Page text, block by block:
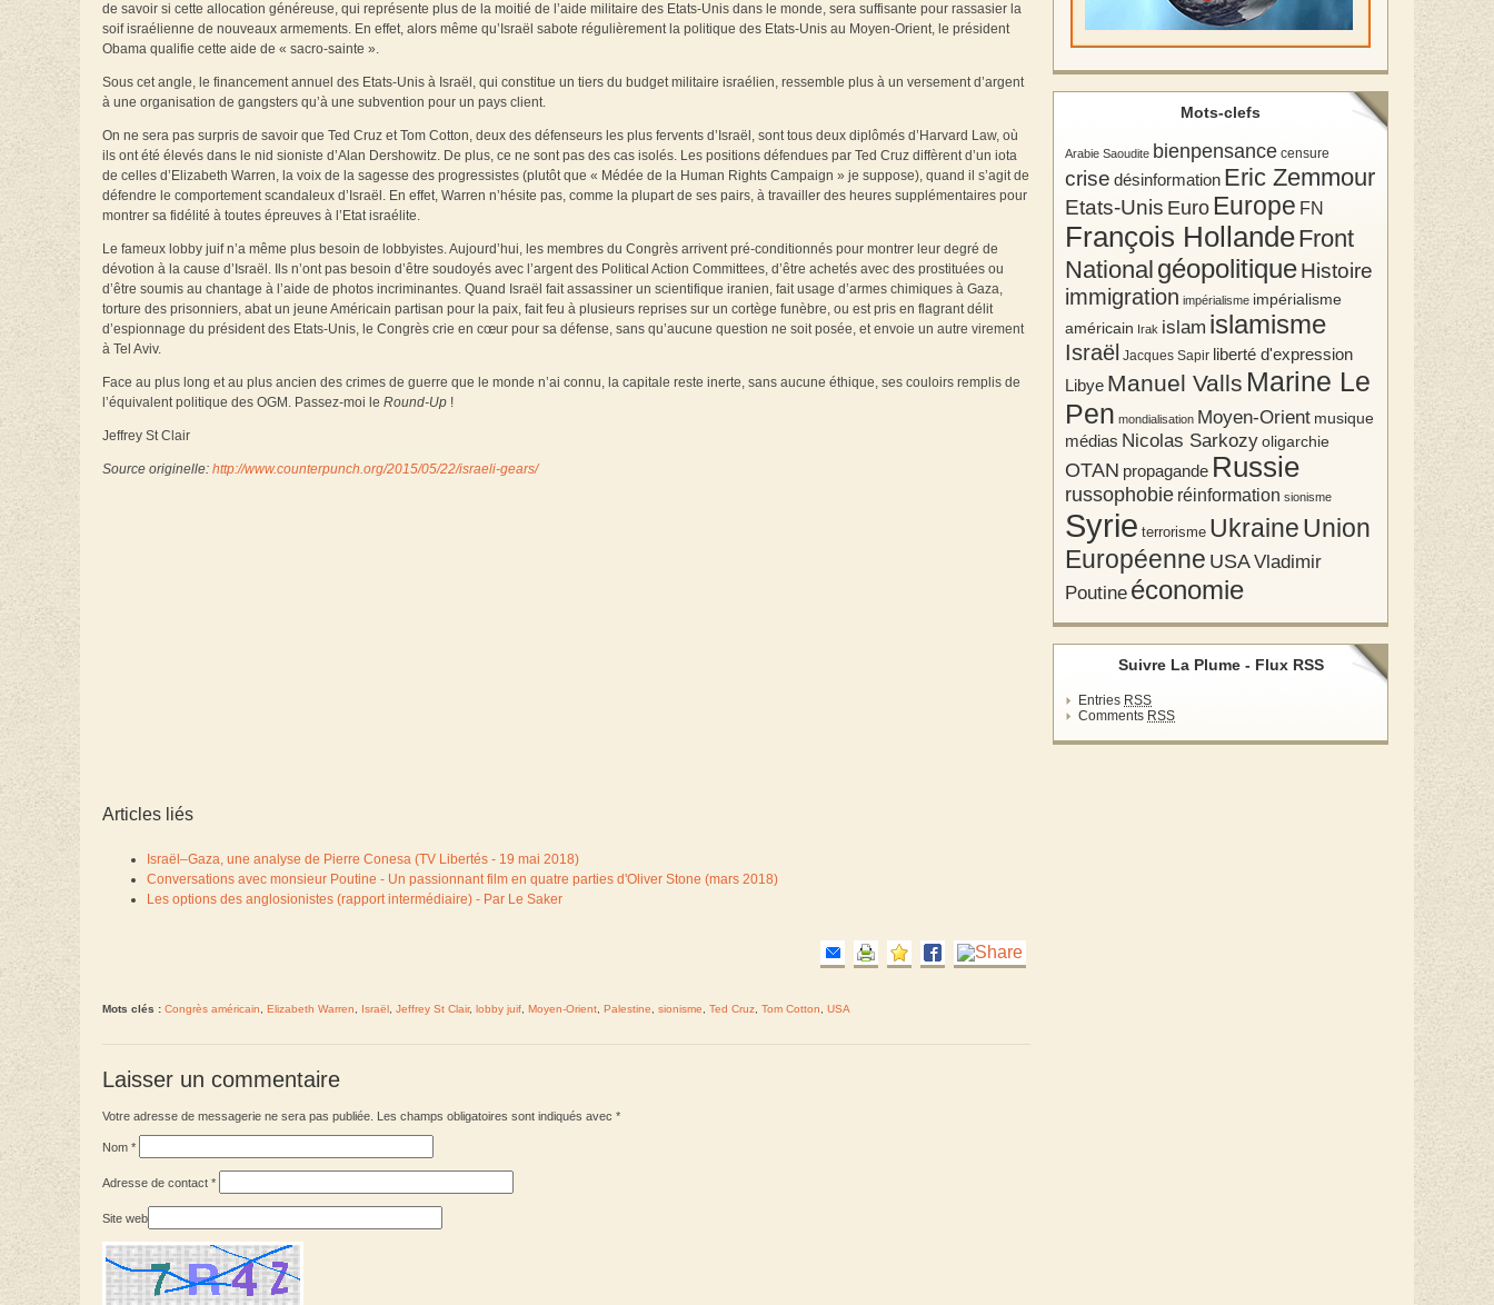
de savoir si cette allocation généreuse, qui représente plus de la moitié de l’aide militaire des Etats-Unis dans le monde, sera suffisante pour rassasier la
soif israélienne de nouveaux armements. En effet, alors même qu’Israël sabote régulièrement la politique des Etats-Unis au Moyen-Orient, le président
Obama qualifie cette aide de « sacro-sainte ».
Sous cet angle, le financement annuel des Etats-Unis à Israël, qui constitue un tiers du budget militaire israélien, ressemble plus à un versement d’argent
à une organisation de gangsters qu’à une subvention pour un pays client.
On ne sera pas surpris de savoir que Ted Cruz et Tom Cotton, deux des défenseurs les plus fervents d’Israël, sont tous deux diplômés d’Harvard Law, où
ils ont été élevés dans le nid sioniste d’Alan Dershowitz. De plus, ce ne sont pas des cas isolés. Les positions défendues par Ted Cruz diffèrent d’un iota
de celles d’Elizabeth Warren, la voix de la sagesse des progressistes (plutôt que « Médée de la Human Rights Campaign » je suppose), quand il s’agit de
défendre le comportement scandaleux d’Israël. En effet, Warren n’hésite pas, comme la plupart de ses pairs, à travailler des heures supplémentaires pour
montrer sa fidélité à toutes épreuves à l’Etat israélite.
Le fameux lobby juif n’a même plus besoin de lobbyistes. Aujourd’hui, les membres du Congrès arrivent pré-conditionnés pour montrer leur degré de
dévotion à la cause d’Israël. Ils n’ont pas besoin d’être soudoyés avec l’argent des Political Action Committees, d’être achetés avec des prostituées ou
d’être soumis au chantage à l’aide de photos incriminantes. Quand Israël fait assassiner un scientifique iranien, fait usage d’armes chimiques à Gaza,
torture des prisonniers, abat un jeune Américain partisan pour la paix, fait feu à plusieurs reprises sur un cortège funèbre, ou est pris en flagrant délit
d’espionnage du président des Etats-Unis, le Congrès crie en cœur pour sa défense, sans qu’aucune question ne soit posée, et envoie un autre virement
à Tel Aviv.
Face au plus long et au plus ancien des crimes de guerre que le monde n’ai connu, la capitale reste inerte, sans aucune éthique, ses couloirs remplis de
l’équivalent politique des OGM. Passez-moi le Round-Up !
Jeffrey St Clair
Source originelle: http://www.counterpunch.org/2015/05/22/israeli-gears/
Articles liés
Israël–Gaza, une analyse de Pierre Conesa (TV Libertés - 19 mai 2018)
Conversations avec monsieur Poutine - Un passionnant film en quatre parties d'Oliver Stone (mars 2018)
Les options des anglosionistes (rapport intermédiaire) - Par Le Saker
Mots clés : Congrès américain Elizabeth Warren Israël Jeffrey St Clair, lobby juif Moyen-Orient Palestine sionisme Ted Cruz Tom Cotton USA
Laisser un commentaire
Votre adresse de messagerie ne sera pas publiée. Les champs obligatoires sont indiqués avec *
Nom *
Adresse de contact *
Site web
Mots-clefs
Arabie Saoudite bienpensance censure
crise désinformation Eric Zemmour
Etats-Unis Euro Europe FN
François HollandeFront
National géopolitiqueHistoire
immigration impérialisme impérialisme
américain Irak islam islamisme
Israël Jacques Sapir liberté d'expression
Libye Manuel Valls Marine Le
Pen mondialisation Moyen-Orient musique
médias Nicolas Sarkozyoligarchie
OTAN propagande Russie
russophobie réinformation sionisme
Syrie terrorisme Ukraine Union
Européenne USAVladimir
Poutine économie
Suivre La Plume - Flux RSS
Entries RSS
Comments RSS